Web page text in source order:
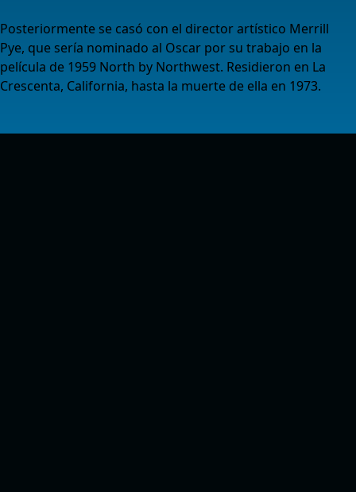
Posteriormente se casó con el director artístico Merrill
Pye, que sería nominado al Oscar por su trabajo en la
película de 1959 North by Northwest. Residieron en La
Crescenta, California, hasta la muerte de ella en 1973.